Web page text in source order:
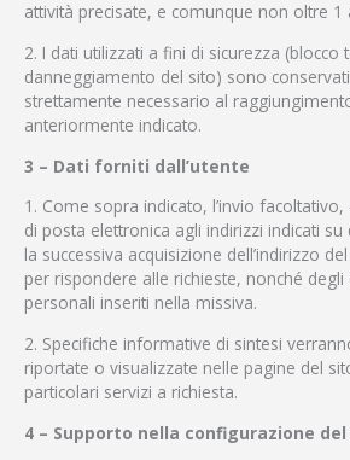
attività precisate, e comunque non oltre 1
2. I dati utilizzati a fini di sicurezza (blocco
danneggiamento del sito) sono
strettamente necessario al
anteriormente indicato.
3 – Dati forniti dall’utente
1. Come sopra indicato, l’invio
di posta elettronica agli indirizzi indicati
la successiva acquisizione dell’indirizzo
per rispondere alle richieste, nonché
personali inseriti nella missiva.
2. Specifiche informative di sintesi
riportate o visualizzate nelle pagine del
particolari servizi a richiesta.
4 – Supporto nella configurazione